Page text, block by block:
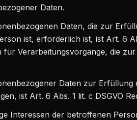
Daten.
Daten, die zur
ist, erforderlich ist, ist Art. 6
für Verarbeitungsvorgänge, die
Daten zur
ist Art. 6 Abs. 1 lit. c DSGVO
Interessen der betroffenen